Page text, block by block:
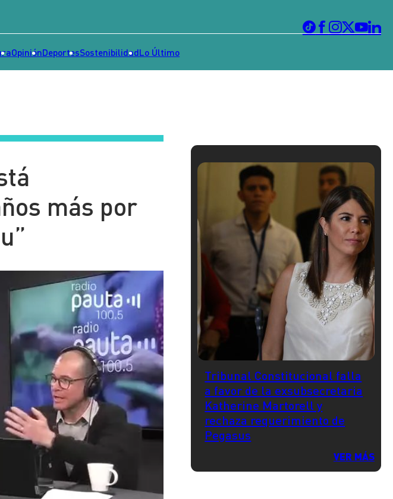
OpiniónDeportesSostenibilidadLo Último
más por
Tribunal Constitucional falla
a favor de la exsubsecretaria
Katherine Martorell y
rechaza requerimiento de
Pegasus
VER MÁS